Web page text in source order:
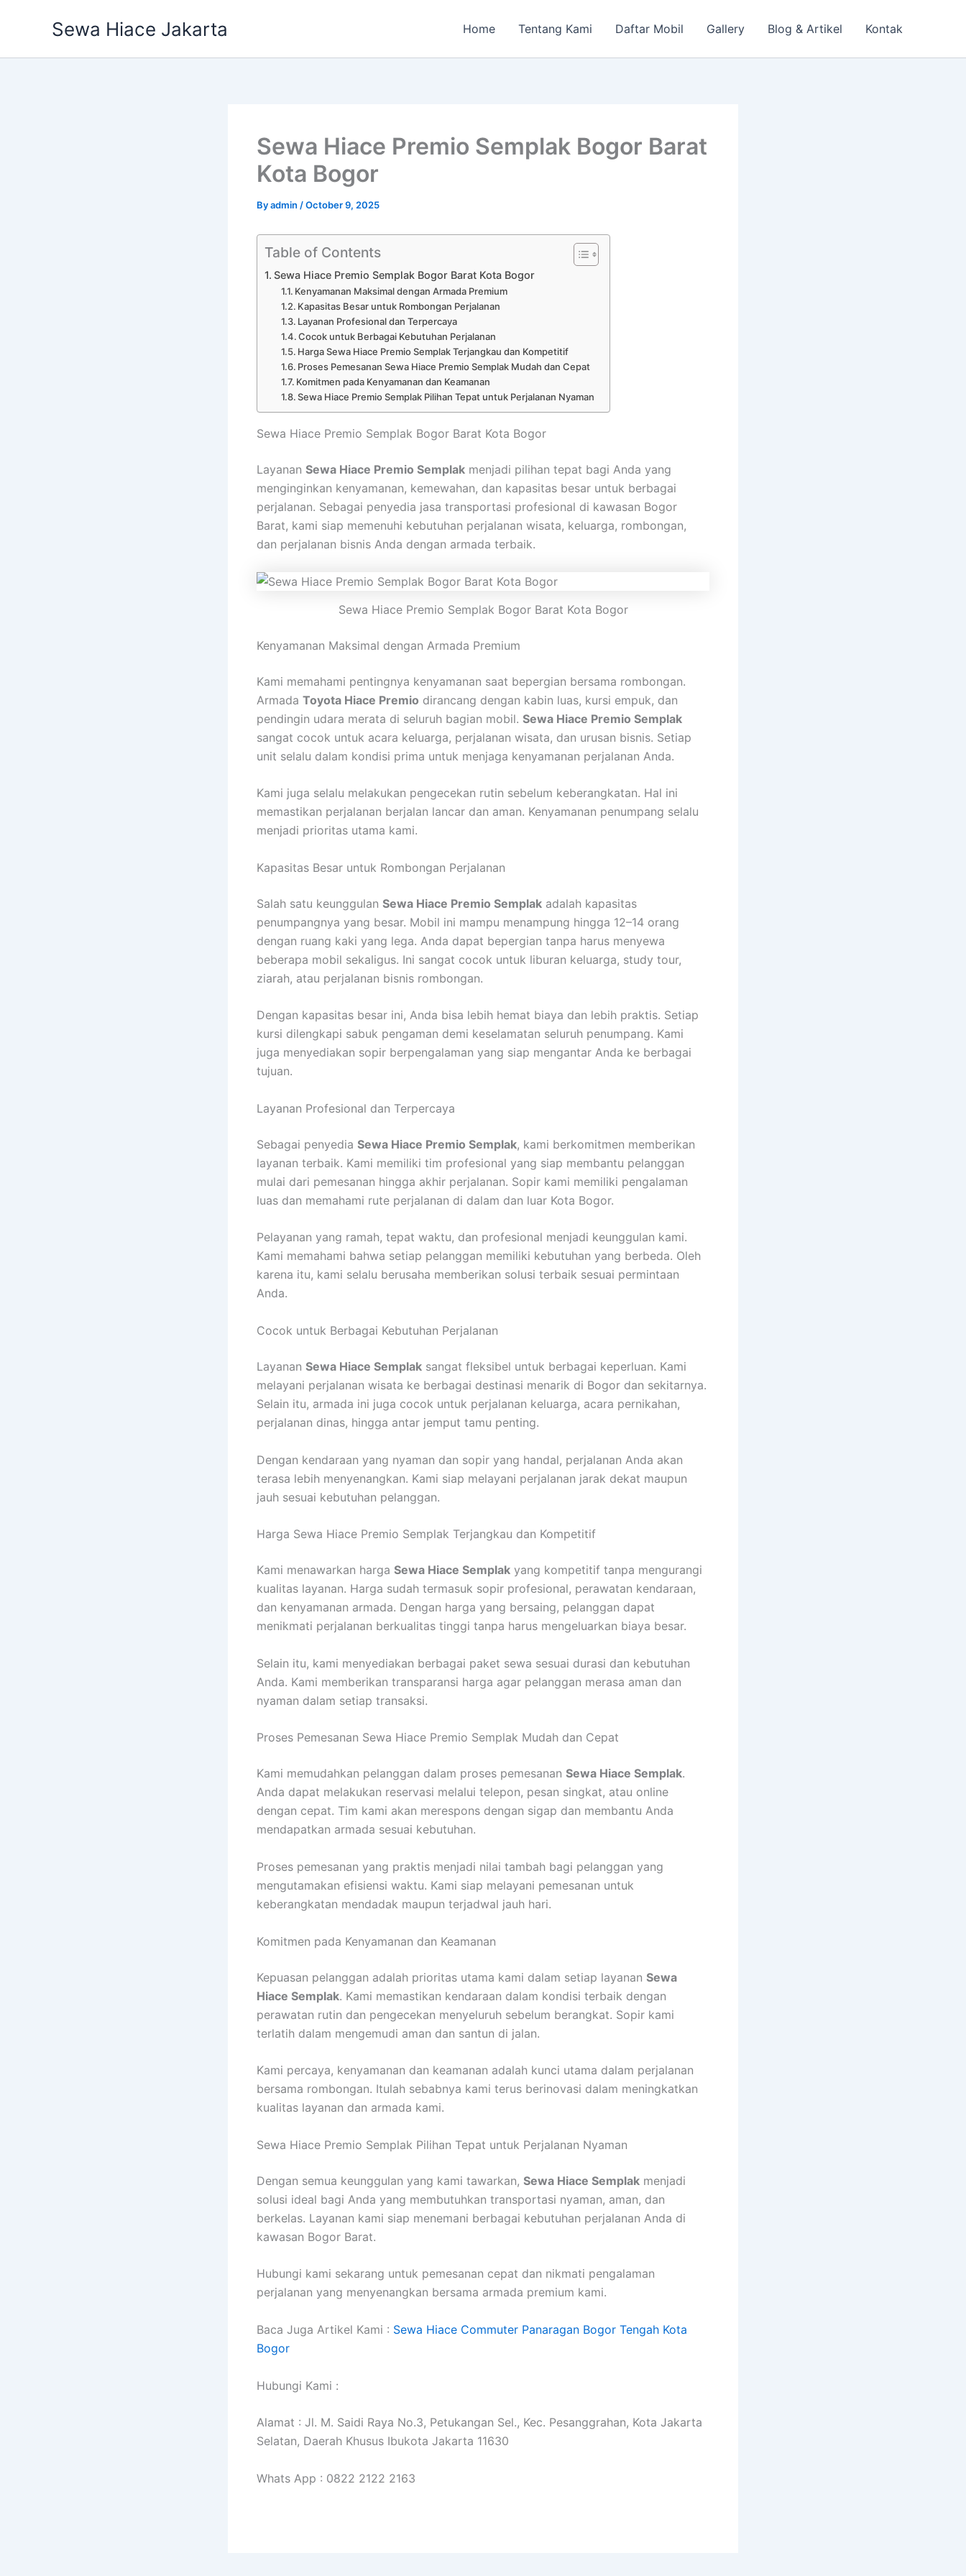
Sewa Hiace Jakarta Home Tentang Kami Daftar Mobil Gallery Blog & Artikel Kontak
Sewa Hiace Premio Semplak Bogor Barat
Kota Bogor
Byadmin /October 9, 2025
Table of Contents
Sewa Hiace Premio Semplak Bogor Barat Kota Bogor
Kenyamanan Maksimal dengan Armada Premium
Kapasitas Besar untuk Rombongan Perjalanan
Layanan Profesional dan Terpercaya
Cocok untuk Berbagai Kebutuhan Perjalanan
Harga Sewa Hiace Premio Semplak Terjangkau dan Kompetitif
Proses Pemesanan Sewa Hiace Premio Semplak Mudah dan Cepat
Komitmen pada Kenyamanan dan Keamanan
Sewa Hiace Premio Semplak Pilihan Tepat untuk Perjalanan Nyaman
Sewa Hiace Premio Semplak Bogor Barat Kota Bogor
Layanan Sewa Hiace Premio Semplak menjadi pilihan tepat bagi Anda yang
menginginkan kenyamanan, kemewahan, dan kapasitas besar untuk berbagai
perjalanan. Sebagai penyedia jasa transportasi profesional di kawasan Bogor
Barat, kami siap memenuhi kebutuhan perjalanan wisata, keluarga, rombongan,
dan perjalanan bisnis Anda dengan armada terbaik.
Sewa Hiace Premio Semplak Bogor Barat Kota Bogor
Kenyamanan Maksimal dengan Armada Premium
Kami memahami pentingnya kenyamanan saat bepergian bersama rombongan.
Armada Toyota Hiace Premio dirancang dengan kabin luas, kursi empuk, dan
pendingin udara merata di seluruh bagian mobil. Sewa Hiace Premio Semplak
sangat cocok untuk acara keluarga, perjalanan wisata, dan urusan bisnis. Setiap
unit selalu dalam kondisi prima untuk menjaga kenyamanan perjalanan Anda.
Kami juga selalu melakukan pengecekan rutin sebelum keberangkatan. Hal ini
memastikan perjalanan berjalan lancar dan aman. Kenyamanan penumpang selalu
menjadi prioritas utama kami.
Kapasitas Besar untuk Rombongan Perjalanan
Salah satu keunggulan Sewa Hiace Premio Semplak adalah kapasitas
penumpangnya yang besar. Mobil ini mampu menampung hingga 12–14 orang
dengan ruang kaki yang lega. Anda dapat bepergian tanpa harus menyewa
beberapa mobil sekaligus. Ini sangat cocok untuk liburan keluarga, study tour,
ziarah, atau perjalanan bisnis rombongan.
Dengan kapasitas besar ini, Anda bisa lebih hemat biaya dan lebih praktis. Setiap
kursi dilengkapi sabuk pengaman demi keselamatan seluruh penumpang. Kami
juga menyediakan sopir berpengalaman yang siap mengantar Anda ke berbagai
tujuan.
Layanan Profesional dan Terpercaya
Sebagai penyedia Sewa Hiace Premio Semplak, kami berkomitmen memberikan
layanan terbaik. Kami memiliki tim profesional yang siap membantu pelanggan
mulai dari pemesanan hingga akhir perjalanan. Sopir kami memiliki pengalaman
luas dan memahami rute perjalanan di dalam dan luar Kota Bogor.
Pelayanan yang ramah, tepat waktu, dan profesional menjadi keunggulan kami.
Kami memahami bahwa setiap pelanggan memiliki kebutuhan yang berbeda. Oleh
karena itu, kami selalu berusaha memberikan solusi terbaik sesuai permintaan
Anda.
Cocok untuk Berbagai Kebutuhan Perjalanan
Layanan Sewa Hiace Semplak sangat fleksibel untuk berbagai keperluan. Kami
melayani perjalanan wisata ke berbagai destinasi menarik di Bogor dan sekitarnya.
Selain itu, armada ini juga cocok untuk perjalanan keluarga, acara pernikahan,
perjalanan dinas, hingga antar jemput tamu penting.
Dengan kendaraan yang nyaman dan sopir yang handal, perjalanan Anda akan
terasa lebih menyenangkan. Kami siap melayani perjalanan jarak dekat maupun
jauh sesuai kebutuhan pelanggan.
Harga Sewa Hiace Premio Semplak Terjangkau dan Kompetitif
Kami menawarkan harga Sewa Hiace Semplak yang kompetitif tanpa mengurangi
kualitas layanan. Harga sudah termasuk sopir profesional, perawatan kendaraan,
dan kenyamanan armada. Dengan harga yang bersaing, pelanggan dapat
menikmati perjalanan berkualitas tinggi tanpa harus mengeluarkan biaya besar.
Selain itu, kami menyediakan berbagai paket sewa sesuai durasi dan kebutuhan
Anda. Kami memberikan transparansi harga agar pelanggan merasa aman dan
nyaman dalam setiap transaksi.
Proses Pemesanan Sewa Hiace Premio Semplak Mudah dan Cepat
Kami memudahkan pelanggan dalam proses pemesanan Sewa Hiace Semplak.
Anda dapat melakukan reservasi melalui telepon, pesan singkat, atau online
dengan cepat. Tim kami akan merespons dengan sigap dan membantu Anda
mendapatkan armada sesuai kebutuhan.
Proses pemesanan yang praktis menjadi nilai tambah bagi pelanggan yang
mengutamakan efisiensi waktu. Kami siap melayani pemesanan untuk
keberangkatan mendadak maupun terjadwal jauh hari.
Komitmen pada Kenyamanan dan Keamanan
Kepuasan pelanggan adalah prioritas utama kami dalam setiap layanan Sewa
Hiace Semplak. Kami memastikan kendaraan dalam kondisi terbaik dengan
perawatan rutin dan pengecekan menyeluruh sebelum berangkat. Sopir kami
terlatih dalam mengemudi aman dan santun di jalan.
Kami percaya, kenyamanan dan keamanan adalah kunci utama dalam perjalanan
bersama rombongan. Itulah sebabnya kami terus berinovasi dalam meningkatkan
kualitas layanan dan armada kami.
Sewa Hiace Premio Semplak Pilihan Tepat untuk Perjalanan Nyaman
Dengan semua keunggulan yang kami tawarkan, Sewa Hiace Semplak menjadi
solusi ideal bagi Anda yang membutuhkan transportasi nyaman, aman, dan
berkelas. Layanan kami siap menemani berbagai kebutuhan perjalanan Anda di
kawasan Bogor Barat.
Hubungi kami sekarang untuk pemesanan cepat dan nikmati pengalaman
perjalanan yang menyenangkan bersama armada premium kami.
Baca Juga Artikel Kami : Sewa Hiace Commuter Panaragan Bogor Tengah Kota
Bogor
Hubungi Kami :
Alamat : Jl. M. Saidi Raya No.3, Petukangan Sel., Kec. Pesanggrahan, Kota Jakarta
Selatan, Daerah Khusus Ibukota Jakarta 11630
Whats App : 0822 2122 2163